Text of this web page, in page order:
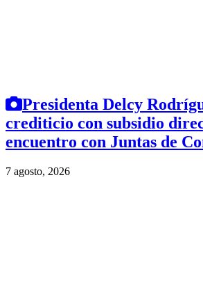
Presidenta Delcy
crediticio con subsidio
encuentro con Juntas de
7 agosto, 2026